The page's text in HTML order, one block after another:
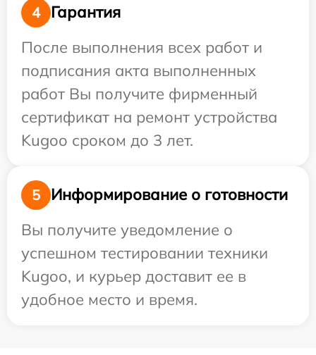
4
Гарантия
После выполнения всех работ и
подписания акта выполненных
работ Вы получите фирменный
сертификат на ремонт устройства
Kugoo сроком до 3 лет.
5
Информирование о готовности
Вы получите уведомление о
успешном тестировании техники
Kugoo, и курьер доставит ее в
удобное место и время.